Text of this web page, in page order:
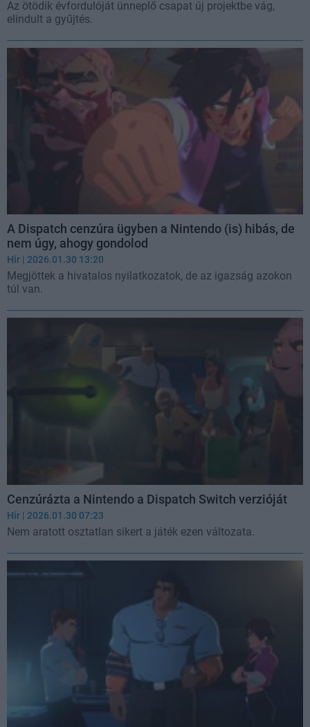
Az ötödik évfordulóját ünneplő csapat új projektbe vág,
elindult a gyűjtés.
A Dispatch cenzúra ügyben a Nintendo (is) hibás, de
nem úgy, ahogy gondolod
Hír | 2026.01.30 13:20
Megjöttek a hivatalos nyilatkozatok, de az igazság azokon
túl van.
Cenzúrázta a Nintendo a Dispatch Switch verzióját
Hír | 2026.01.30 07:23
Nem aratott osztatlan sikert a játék ezen változata.